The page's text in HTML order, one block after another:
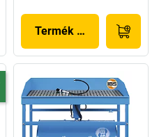
Termék megjelenítése